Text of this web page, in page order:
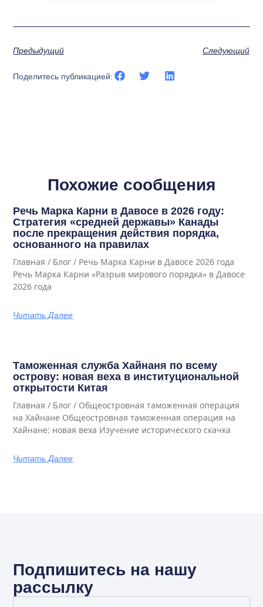
Предыдущий Следующий
Поделитесь публикацией:
Похожие сообщения
Речь Марка Карни в Давосе в 2026 году:
Стратегия «средней державы» Канады
после прекращения действия порядка,
основанного на правилах
Главная / Блог / Речь Марка Карни в Давосе 2026 года
Речь Марка Карни «Разрыв мирового порядка» в Давосе
2026 года
Читать Далее
Таможенная служба Хайнаня по всему
острову: новая веха в институциональной
открытости Китая
Главная / Блог / Общеостровная таможенная операция
на Хайнане Общеостровная таможенная операция на
Хайнане: новая веха Изучение исторического скачка
Читать Далее
Подпишитесь на нашу
рассылку